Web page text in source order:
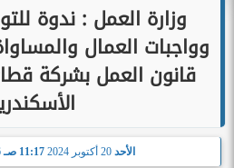
وزارة العمل : ندوة
وواجبات العمال
قانون العمل بشركة
الأحد 20 أكتوبر 2024 11:17 صـ